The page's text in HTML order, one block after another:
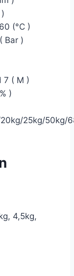
(°C )
Bar )
7 ( M )
)
25kg/50kg/
4,5kg,